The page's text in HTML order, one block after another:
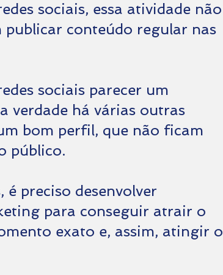
sociais, essa atividade não
publicar conteúdo regular nas
sociais parecer um
verdade há várias outras
bom perfil, que não ficam
público.
é preciso desenvolver
para conseguir atrair o
exato e, assim, atingir o